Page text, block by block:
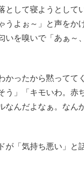
として寝ようとして
うよぉ～」と声をか
いを嗅いで「あぁ～
ったから黙ってて
う」「キモいわ。赤
なんだよなぁ。なん
「気持ち悪い」と